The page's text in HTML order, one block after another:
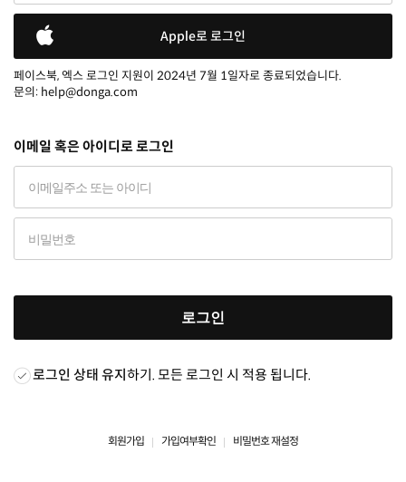
Apple로 로그인
페이스북, 엑스 로그인 지원이 2024년 7월 1일자로 종료되었습니다.
문의: help@donga.com
이메일 혹은 아이디로 로그인
로그인
로그인 상태 유지하기. 모든 로그인 시 적용 됩니다.
회원가입 가입여부확인 비밀번호 재설정